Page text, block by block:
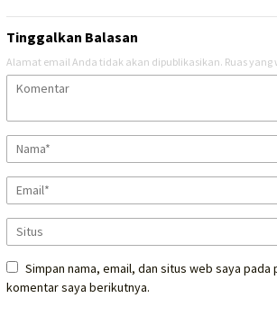
Tinggalkan Balasan
Alamat email Anda tidak akan dipublikasikan. Ruas
Simpan nama, email, dan situs web saya pada
komentar saya berikutnya.